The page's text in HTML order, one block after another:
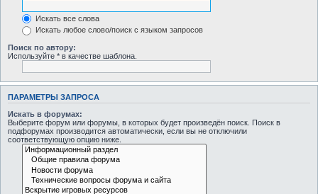
Искать все слова
Искать любое слово/поиск с языком запросов
Поиск по автору:
Используйте * в качестве шаблона.
ПАРАМЕТРЫ ЗАПРОСА
Искать в форумах:
Выберите форум или форумы, в которых будет произведён поиск. Поиск в
подфорумах производится автоматически, если вы не отключили
соответствующую опцию ниже.